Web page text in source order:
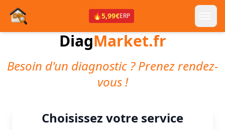
🔥5,99€ERP
DiagMarket.fr
Besoin d'un diagnostic ? Prenez rendez-
vous !
Choisissez votre service